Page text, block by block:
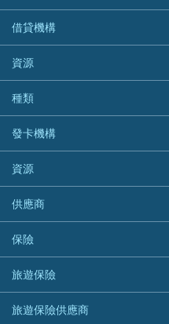
私人貸款比較
稅季/稅務貸款
網上貸款
結餘轉戶(清卡數貸款)
銀行貸款
財務公司貸款
免入息貸款
免TU貸款
急借錢
緊急貸款比較
最佳小額貸款比較
易批必批貸款
借貸機構
BEA 東亞銀行
BOC 中國銀行
Cashing Pro 優尚信貸
CCB(Asia) 中國建設銀行 (亞洲)
Citibank 花旗銀行
CNCBI 信銀國際
CreFIT 維信
DBS 星展銀行
DSB 大新銀行
HSBC 滙豐銀行貸款
資源
如何申請個人貸款
如何管理個人貸款
個人貸款有用資訊
清卡數貸款教學
循環貸款教學
個人化貸款產品推介 🔥全新
債務重組一覽
供樓利息扣稅
最佳貸款app
種類
網購優惠
精選外幣網購信用卡
尊尚信用卡
公司信用卡
電子錢包信用卡
日本遊信用卡攻略
韓國遊信用卡攻略
台灣遊信用卡攻略
機場貴賓室信用卡
發卡機構
Citibank花旗銀行
AE美國運通
DBS星展銀行
HSBC滙豐銀行
Mox
信銀國際
大新銀行
資源
Black Friday優惠
淘寶付款方式
一田購物優惠日
SOGO感謝祭
HKTVmall優惠碼
交稅優惠
供應商
八達通自動增值信用卡
保險
旅遊保險
汽車保險
家居保險
旅遊保險
日本旅遊保險及資訊
旅遊保險供應商